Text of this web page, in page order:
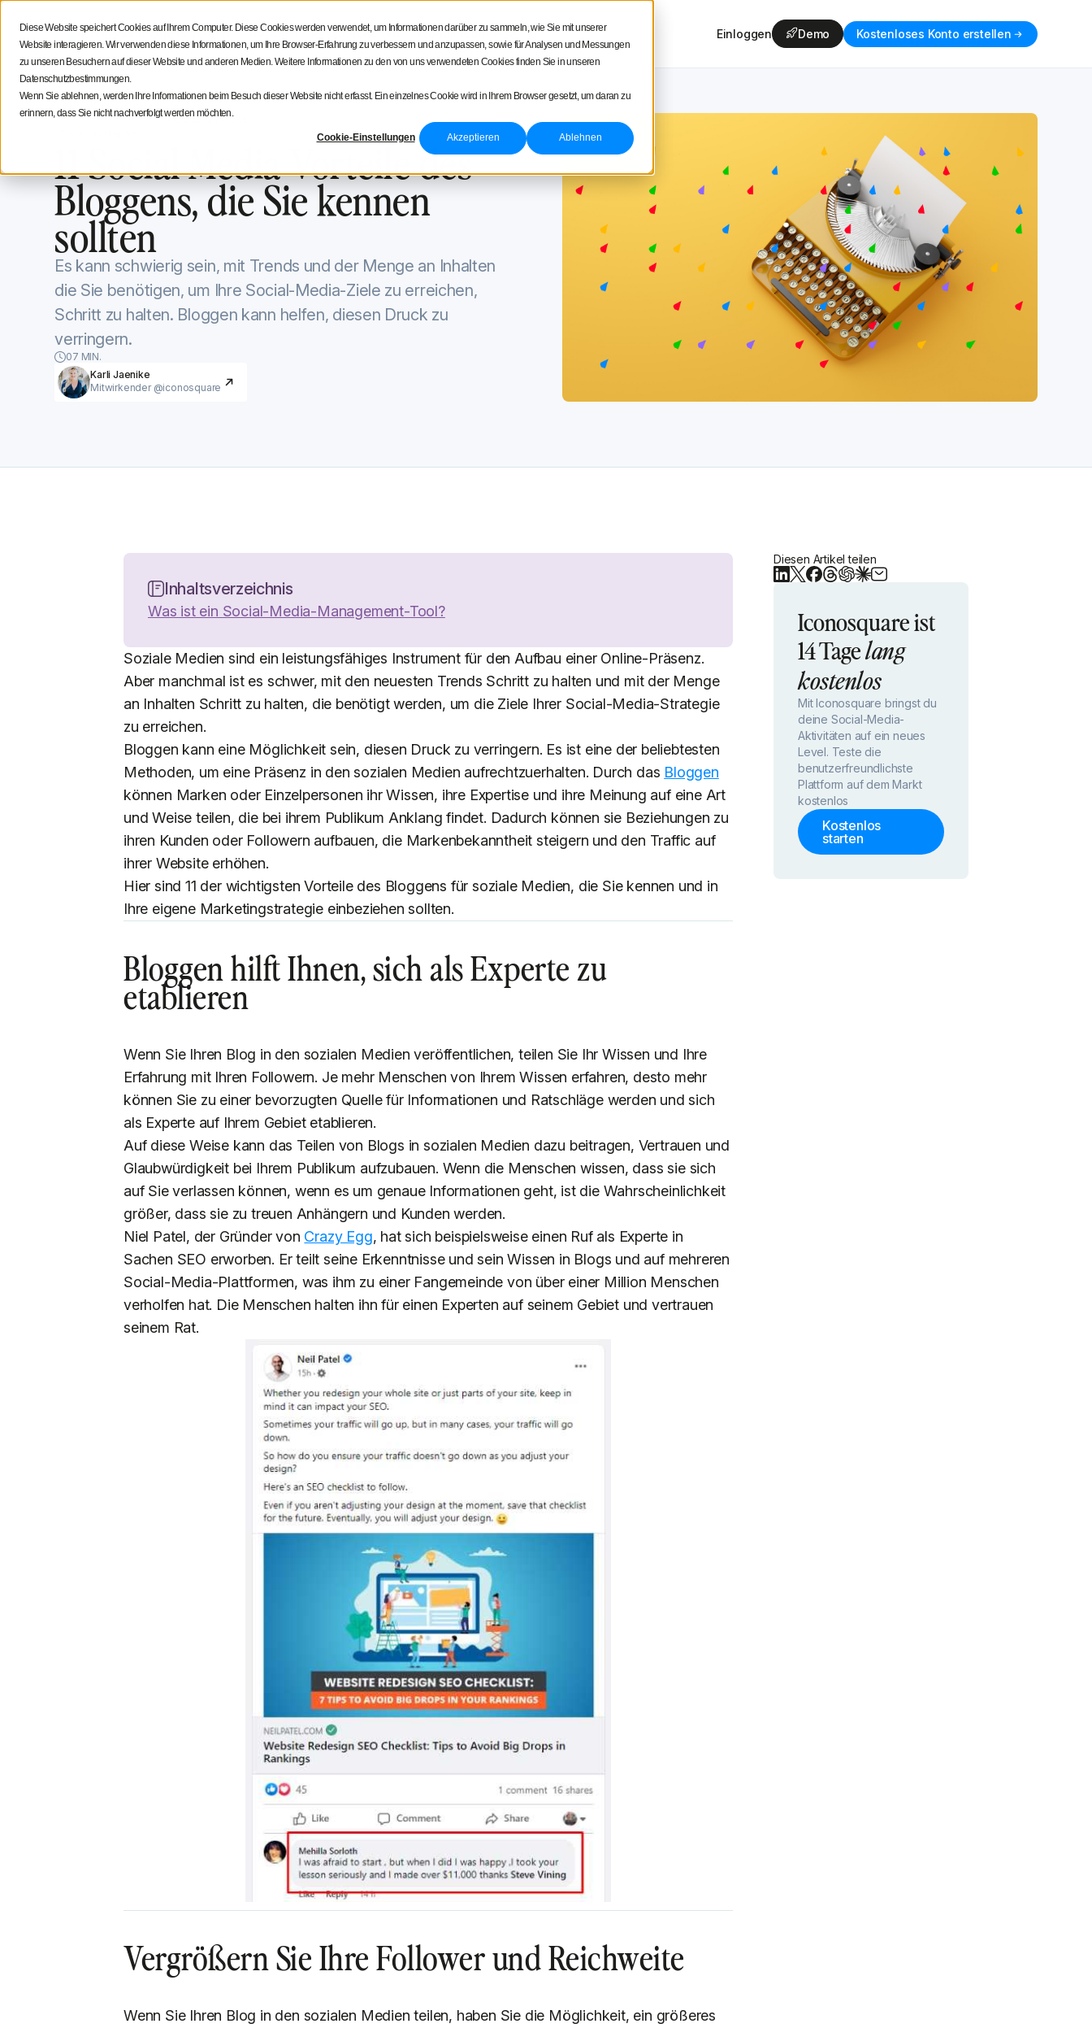
Diese Website speichert Cookies auf Ihrem Computer. Diese Cookies werden verwendet, um Informationen darüber zu sammeln, wie Sie mit unserer
Website interagieren. Wir verwenden diese Informationen, um Ihre Browser-Erfahrung zu verbessern und anzupassen, sowie für Analysen und Messungen
zu unseren Besuchern auf dieser Website und anderen Medien. Weitere Informationen zu den von uns verwendeten Cookies finden Sie in unseren
Datenschutzbestimmungen.
Wenn Sie ablehnen, werden Ihre Informationen beim Besuch dieser Website nicht erfasst. Ein einzelnes Cookie wird in Ihrem Browser gesetzt, um daran zu
erinnern, dass Sie nicht nachverfolgt werden möchten.
Cookie-Einstellungen Akzeptieren Ablehnen
Eigenschaften Lösungen Ressourcen NEU ProdukttourPreise Einloggen Demo Kostenloses Konto erstellen
Social Media Strategie Tipps für Creatoren Iconosquare
Iconosquare -Blog Tools und Hacks
May 11, 2022
11 Social Media Vorteile des
Bloggens, die Sie kennen
sollten
Es kann schwierig sein, mit Trends und der Menge an Inhalten
die Sie benötigen, um Ihre Social-Media-Ziele zu erreichen,
Schritt zu halten. Bloggen kann helfen, diesen Druck zu
verringern.
07 MIN.
Karli Jaenike
Mitwirkender @iconosquare
Inhaltsverzeichnis
Was ist ein Social-Media-Management-Tool?
Soziale Medien sind ein leistungsfähiges Instrument für den Aufbau einer Online-Präsenz.
Aber manchmal ist es schwer, mit den neuesten Trends Schritt zu halten und mit der Menge
an Inhalten Schritt zu halten, die benötigt werden, um die Ziele Ihrer Social-Media-Strategie
zu erreichen.
Bloggen kann eine Möglichkeit sein, diesen Druck zu verringern. Es ist eine der beliebtesten
Methoden, um eine Präsenz in den sozialen Medien aufrechtzuerhalten. Durch das Bloggen
können Marken oder Einzelpersonen ihr Wissen, ihre Expertise und ihre Meinung auf eine Art
und Weise teilen, die bei ihrem Publikum Anklang findet. Dadurch können sie Beziehungen zu
ihren Kunden oder Followern aufbauen, die Markenbekanntheit steigern und den Traffic auf
ihrer Website erhöhen.
Hier sind 11 der wichtigsten Vorteile des Bloggens für soziale Medien, die Sie kennen und in
Ihre eigene Marketingstrategie einbeziehen sollten.
Bloggen hilft Ihnen, sich als Experte zu
etablieren
Wenn Sie Ihren Blog in den sozialen Medien veröffentlichen, teilen Sie Ihr Wissen und Ihre
Erfahrung mit Ihren Followern. Je mehr Menschen von Ihrem Wissen erfahren, desto mehr
können Sie zu einer bevorzugten Quelle für Informationen und Ratschläge werden und sich
als Experte auf Ihrem Gebiet etablieren.
Auf diese Weise kann das Teilen von Blogs in sozialen Medien dazu beitragen, Vertrauen und
Glaubwürdigkeit bei Ihrem Publikum aufzubauen. Wenn die Menschen wissen, dass sie sich
auf Sie verlassen können, wenn es um genaue Informationen geht, ist die Wahrscheinlichkeit
größer, dass sie zu treuen Anhängern und Kunden werden.
Niel Patel, der Gründer von Crazy Egg, hat sich beispielsweise einen Ruf als Experte in
Sachen SEO erworben. Er teilt seine Erkenntnisse und sein Wissen in Blogs und auf mehreren
Social-Media-Plattformen, was ihm zu einer Fangemeinde von über einer Million Menschen
verholfen hat. Die Menschen halten ihn für einen Experten auf seinem Gebiet und vertrauen
seinem Rat.
Vergrößern Sie Ihre Follower und Reichweite
Wenn Sie Ihren Blog in den sozialen Medien teilen, haben Sie die Möglichkeit, ein größeres
Diesen Artikel teilen
Iconosquare ist
14 Tagelang
kostenlos
Mit Iconosquare bringst du
deine Social-Media-
Aktivitäten auf ein neues
Level. Teste die
benutzerfreundlichste
Plattform auf dem Markt
kostenlos
Kostenlos
starten